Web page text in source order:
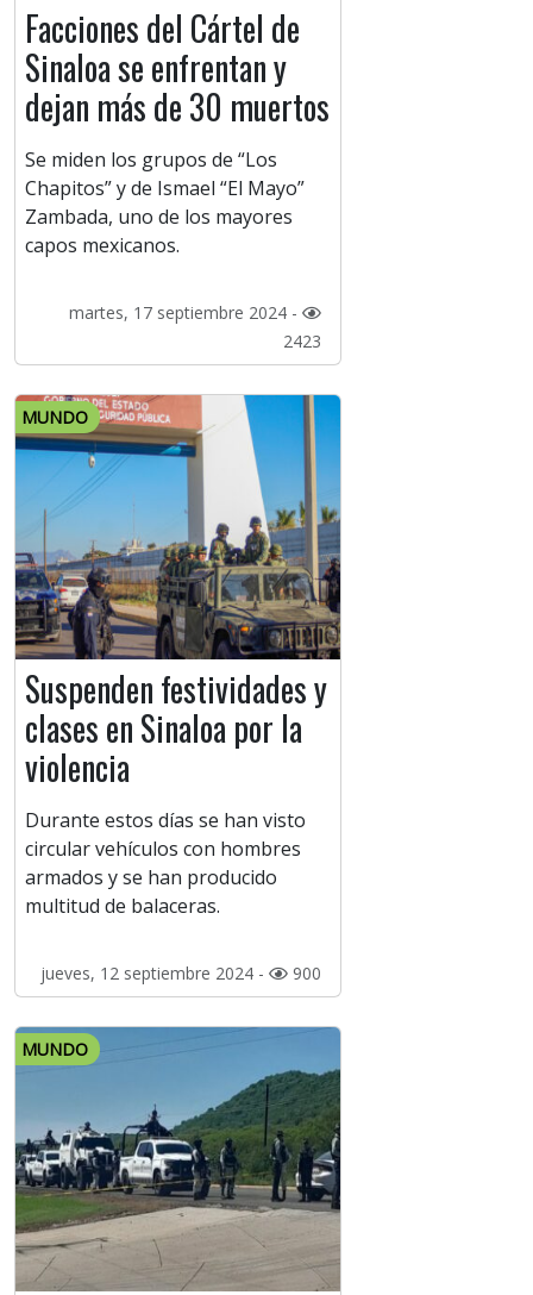
Facciones del Cártel de
Sinaloa se enfrentan y
dejan más de 30 muertos
Se miden los grupos de “Los
Chapitos” y de Ismael “El Mayo”
Zambada, uno de los mayores
capos mexicanos.
martes, 17 septiembre 2024 -
2423
MUNDO
Suspenden festividades y
clases en Sinaloa por la
violencia
Durante estos días se han visto
circular vehículos con hombres
armados y se han producido
multitud de balaceras.
jueves, 12 septiembre 2024 - 900
MUNDO